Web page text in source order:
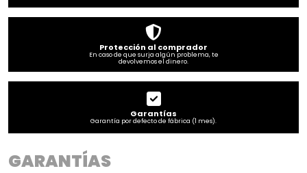
Protección al comprador
En caso de que surja algún problema, te
devolvemos el dinero.
Garantías
Garantía por defecto de fábrica (1 mes).
GARANTÍAS